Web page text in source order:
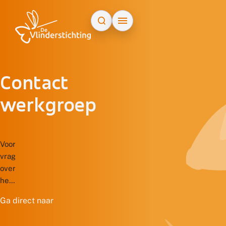
Contact
werkgroep
Voor
vragen
over
het
administratieve
Ga direct naar